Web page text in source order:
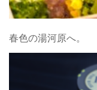
春色の湯河原へ。